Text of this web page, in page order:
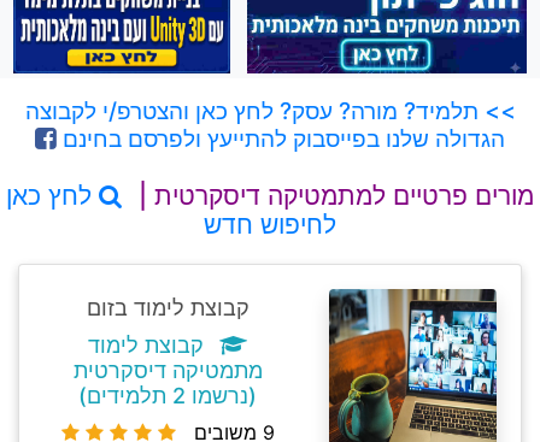
>> תלמיד? מורה? עסק? לחץ כאן והצטרפ/י לקבוצה
הגדולה שלנו בפייסבוק להתייעץ ולפרסם בחינם
מורים פרטיים למתמטיקה דיסקרטית |
לחץ כאן
לחיפוש חדש
קבוצת לימוד בזום
קבוצת לימוד
מתמטיקה דיסקרטית
(נרשמו 2 תלמידים)
9 משובים